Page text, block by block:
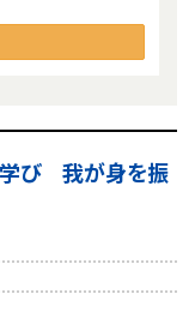
学び 我が身を振